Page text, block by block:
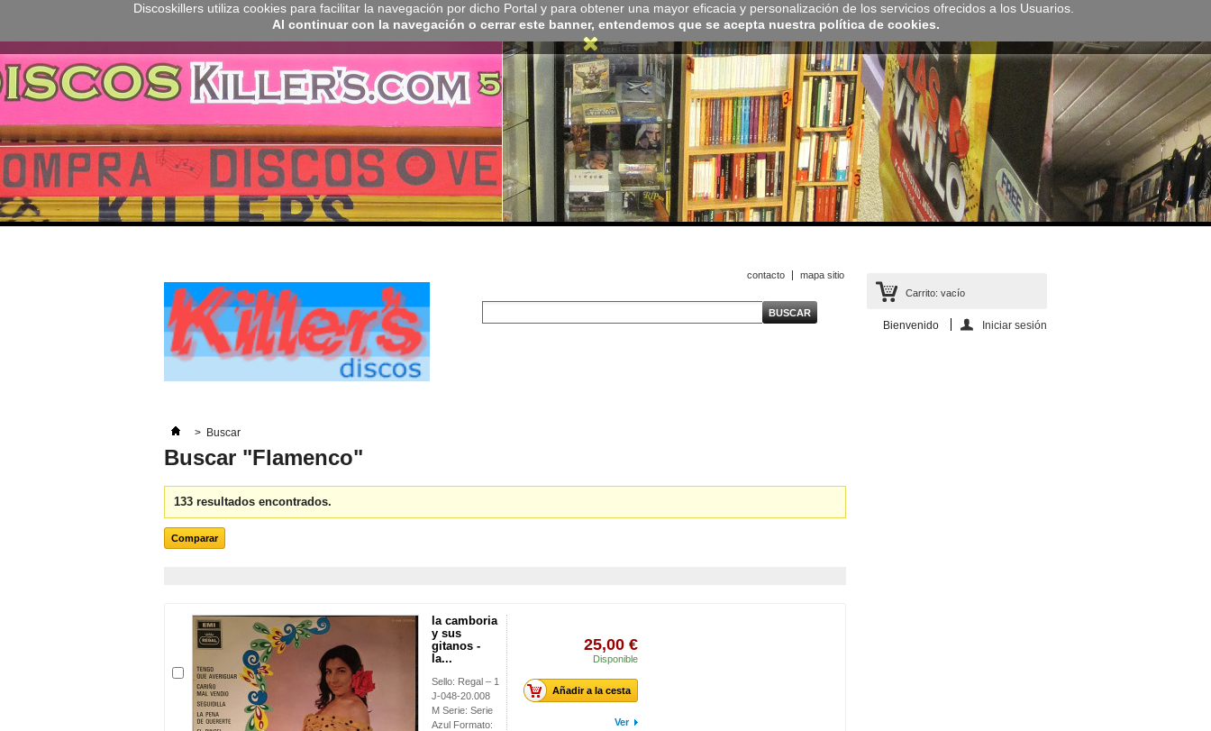
Discoskillers utiliza cookies para facilitar la navegación por dicho Portal y para obtener una mayor eficacia y personalización de los servicios ofrecidos a los Usuarios.
Al continuar con la navegación o cerrar este banner, entendemos que se acepta nuestra política de cookies.
Carrito: vacío
Bienvenido Iniciar sesión
contacto mapa sitio
> Buscar
Buscar "Flamenco"
133 resultados encontrados.
la camboria
y sus
gitanos -
la...
Sello: Regal – 1
J-048-20.008
M Serie: Serie
Azul Formato:
25,00 €
Disponible
Añadir a la cesta
Ver